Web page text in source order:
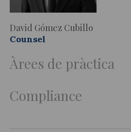
David Gómez Cubillo
Counsel
Àrees de pràctica
Compliance